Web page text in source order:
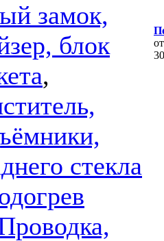
замок,
блок
,
стекла